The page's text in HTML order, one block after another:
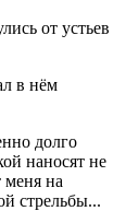
от устьев
в нём
долго
наносят не
меня на
стрельбы...